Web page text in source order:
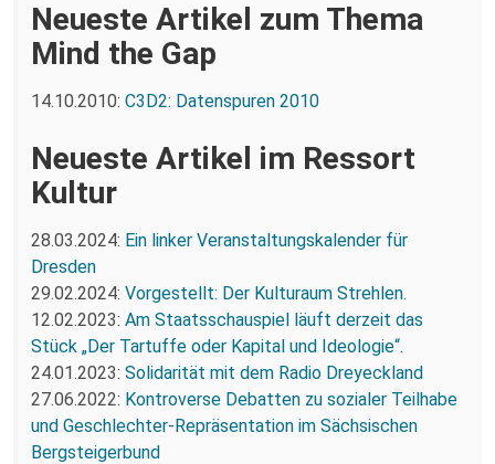
Neueste Artikel zum Thema
Mind the Gap
14.10.2010: C3D2: Datenspuren 2010
Neueste Artikel im Ressort
Kultur
28.03.2024: Ein linker Veranstaltungskalender für
Dresden
29.02.2024: Vorgestellt: Der Kulturaum Strehlen.
12.02.2023: Am Staatsschauspiel läuft derzeit das
Stück „Der Tartuffe oder Kapital und Ideologie“.
24.01.2023: Solidarität mit dem Radio Dreyeckland
27.06.2022: Kontroverse Debatten zu sozialer Teilhabe
und Geschlechter-Repräsentation im Sächsischen
Bergsteigerbund